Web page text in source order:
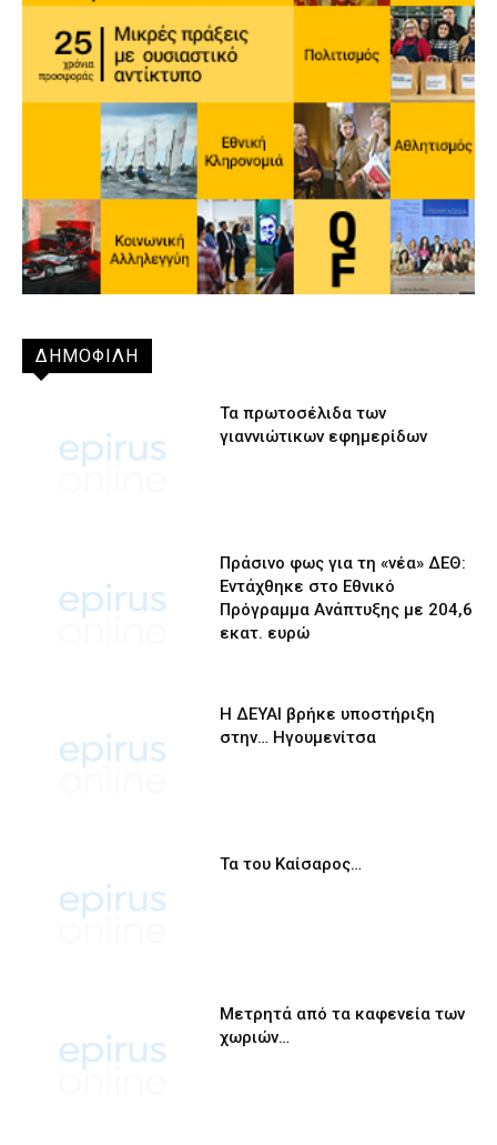
ΔΗΜΟΦΙΛΗ
Τα πρωτοσέλιδα των
γιαννιώτικων εφημερίδων
Πράσινο φως για τη «νέα» ΔΕΘ:
Εντάχθηκε στο Εθνικό
Πρόγραμμα Ανάπτυξης με 204,6
εκατ. ευρώ
Η ΔΕΥΑΙ βρήκε υποστήριξη
στην… Ηγουμενίτσα
Τα του Καίσαρος…
Μετρητά από τα καφενεία των
χωριών…